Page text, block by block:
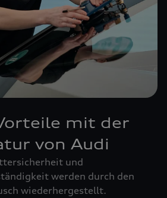
mit der
von Audi
und
werden durch den
wiederhergestellt.